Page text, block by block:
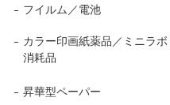
フイルム／電池
カラー印画紙薬品／ミニラボ
消耗品
昇華型ペーパー